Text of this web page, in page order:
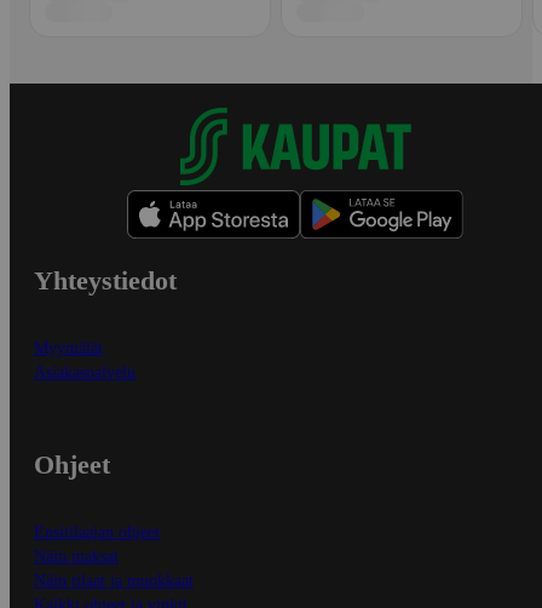
Yhteystiedot
Myymälät
Asiakaspalvelu
Ohjeet
Ensitilaajan ohjeet
Näin maksat
Näin tilaat ja muokkaat